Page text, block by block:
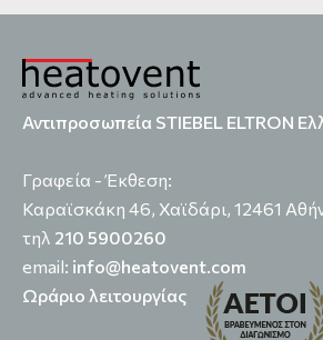
Αντιπροσωπεία STIEBEL ELTRON
Γραφεία - Έκθεση:
Καραϊσκάκη 46, Χαϊδάρι, 12461
τηλ 210 5900260
email: info@heatovent.com
Ωράριο λειτουργίας